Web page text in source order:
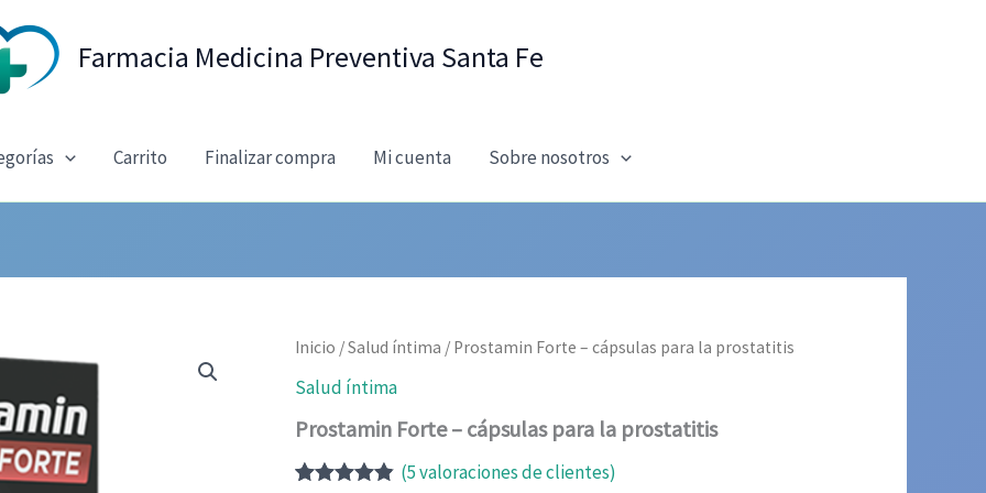
Farmacia Medicina Preventiva Santa Fe
Carrito Finalizar compra Mi cuenta Sobre nosotros
Inicio /Salud íntima / Prostamin Forte – cápsulas para la prostatitis
Salud íntima
Prostamin Forte – cápsulas para la prostatitis
(5valoraciones de clientes)